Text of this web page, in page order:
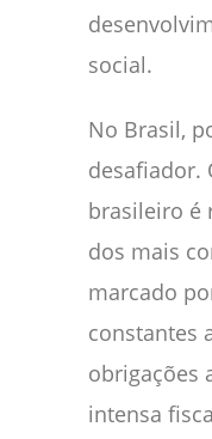
social.
No Brasil,
desafiador.
brasileiro é
dos mais
marcado
constantes
obrigações
intensa